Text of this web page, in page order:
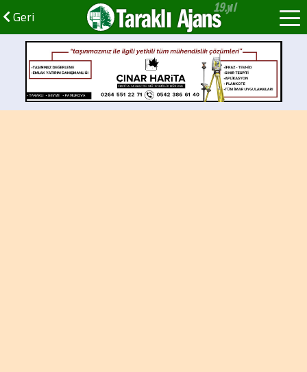
Geri Taraklı Ajans